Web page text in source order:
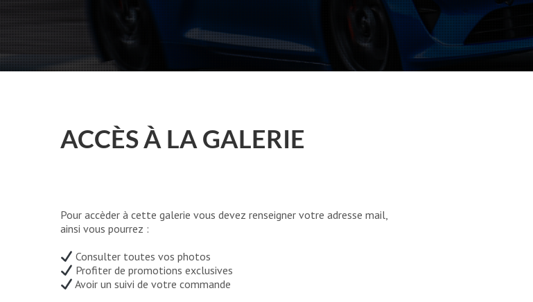
ACCÈS À LA GALERIE
Pour accèder à cette galerie vous devez renseigner votre adresse mail,
ainsi vous pourrez :
Consulter toutes vos photos
Profiter de promotions exclusives
Avoir un suivi de votre commande